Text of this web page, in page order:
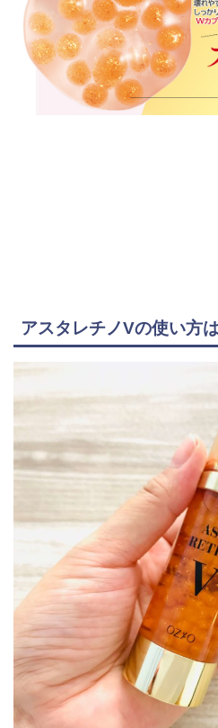
アスタレチノVの使い方